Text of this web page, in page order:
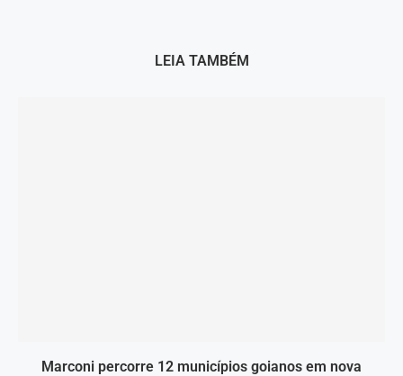
LEIA TAMBÉM
Marconi percorre 12 municípios goianos em nova